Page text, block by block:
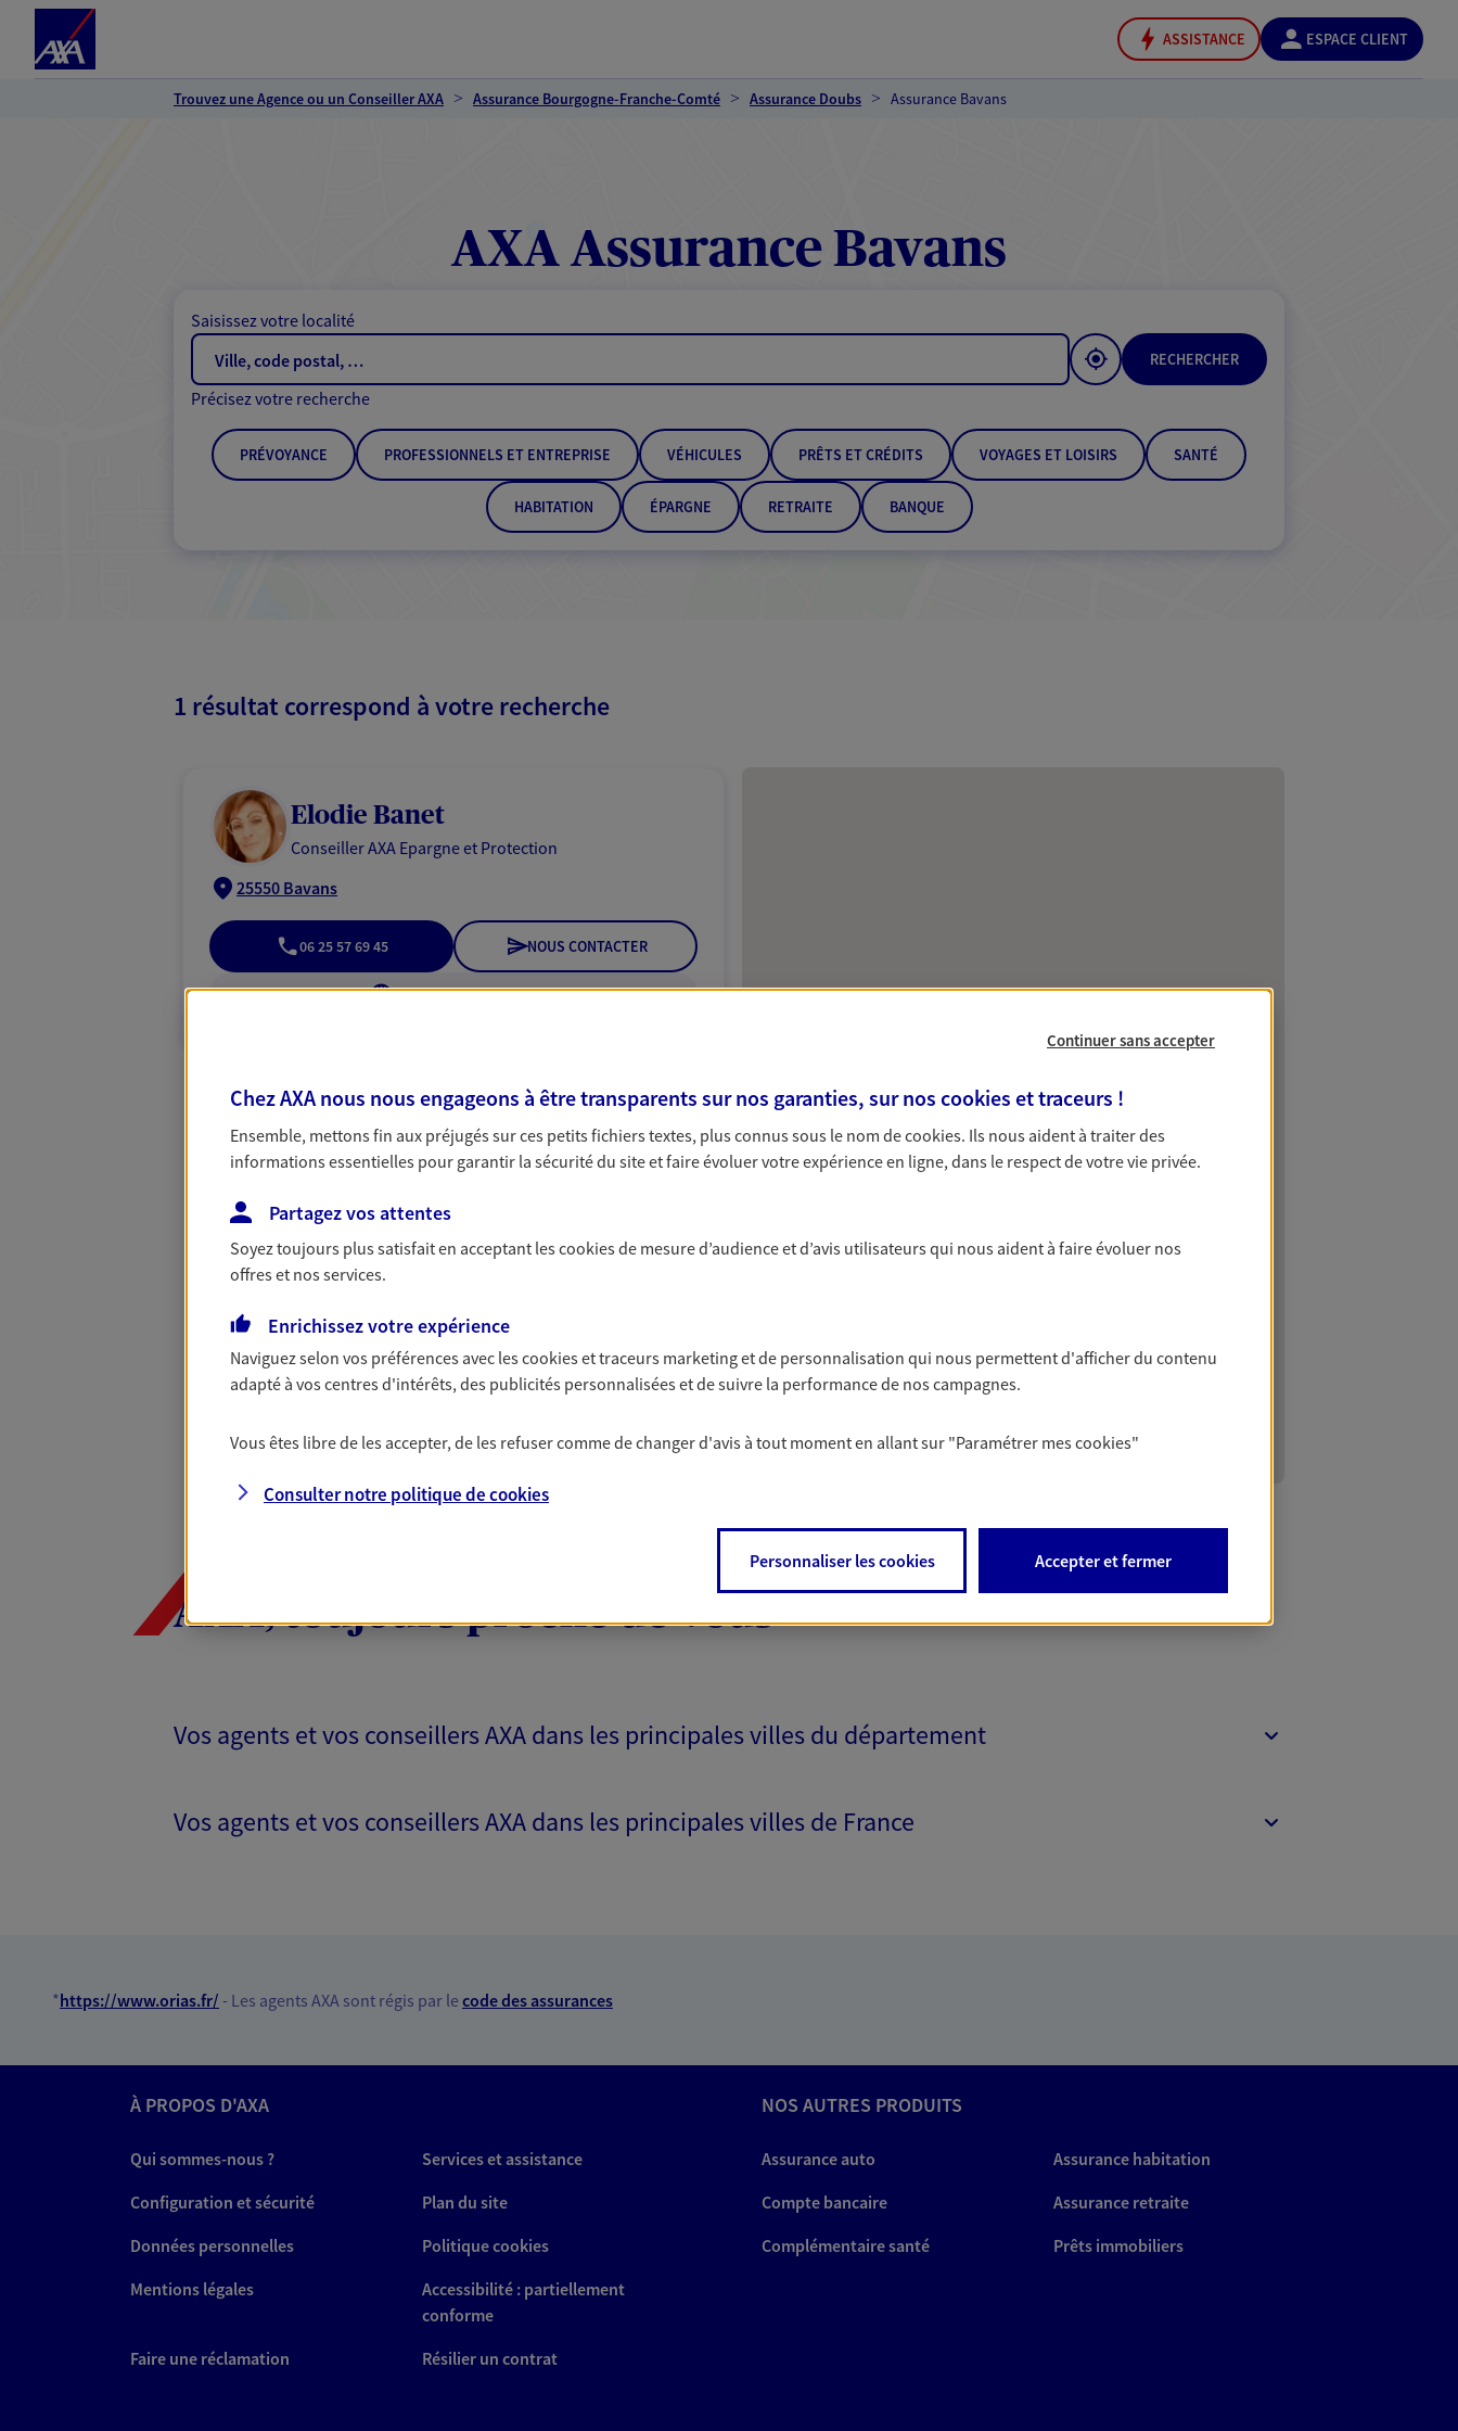
ASSISTANCE ESPACE CLIENT
Trouvez une Agence ou un Conseiller AXA Assurance Bourgogne-Franche-Comté Assurance Doubs Assurance Bavans
AXA Assurance Bavans
Saisissez votre localité
RECHERCHER
Précisez votre recherche
PRÉVOYANCE PROFESSIONNELS ET ENTREPRISE VÉHICULES PRÊTS ET CRÉDITS VOYAGES ET LOISIRS SANTÉ
HABITATION ÉPARGNE RETRAITE BANQUE
1 résultat correspond à votre recherche
Elodie Banet
Conseiller AXA Epargne et Protection
25550 Bavans
06 25 57 69 45 NOUS CONTACTER
VOIR NOTRE SITE WEB
AXA, toujours proche de vous
Vos agents et vos conseillers AXA dans les principales villes du département
Vos agents et vos conseillers AXA dans les principales villes de France
*https://www.orias.fr/ - Les agents AXA sont régis par lecode des assurances
À PROPOS D'AXA
Qui sommes-nous ?
Services et assistance
Configuration et sécurité
Plan du site
Données personnelles
Politique cookies
Mentions légales
Accessibilité : partiellement
conforme
Faire une réclamation
Résilier un contrat
NOS AUTRES PRODUITS
Assurance auto
Assurance habitation
Compte bancaire
Assurance retraite
Complémentaire santé
Prêts immobiliers
Continuer sans accepter
Chez AXA nous nous engageons à être transparents sur nos garanties, sur nos cookies et traceurs !
Ensemble, mettons fin aux préjugés sur ces petits fichiers textes, plus connus sous le nom decookies. Ils nous aident à traiter des
informations essentielles pour garantir la sécurité du site et faire évoluer votre expérience en ligne, dans le respect de votre vie privée.
Partagez vos attentes
Soyez toujours plus satisfait en acceptant lescookiesde mesure d’audience et d’avis utilisateurs qui nous aident à faire évoluer nos
offres et nos services.
Enrichissez votre expérience
Naviguez selon vos préférences avec lescookies et traceurs marketing et de personnalisation qui nous permettent d'afficher du contenu
adapté à vos centres d'intérêts, des publicités personnalisées et de suivre la performance de nos campagnes.
Vous êtes libre de les accepter, de les refuser comme de changer d'avis à tout moment en allant sur "Paramétrer mescookies"
Consulter notre politique decookies
Personnaliser les cookies Accepter et fermer